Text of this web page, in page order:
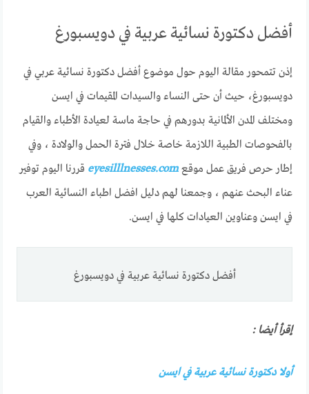
أفضل دكتورة نسائية عربية في دويسبورغ
إذن تتمحور مقالة اليوم حول موضوع أفضل دكتورة نسائية عربي في
دويسبورغ، حيث أن حتى النساء والسيدات المقيمات في ايسن
ومختلف المدن الألمانية بدورهم في حاجة ماسة لعيادة الأطباء والقيام
بالفحوصات الطبية اللازمة خاصة خلال فترة الحمل والولادة ، وفي
إطار حرص فريق عمل موقعeyesilllnesses.com قررنا اليوم توفير
عناء البحث عنهم ، وجمعنا لهم دليل افضل اطباء النسائية العرب
في ايسن وعناوين العيادات كلها في ايسن.
أفضل دكتورة نسائية عربية في دويسبورغ
إقرأ أيضا :
أولا دكتورة نسائية عربية في ايسن